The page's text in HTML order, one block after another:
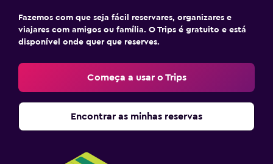
Fazemos com que seja fácil reservares, organizares e
viajares com amigos ou família. O Trips é gratuito e está
disponível onde quer que reserves.
Começa a usar o Trips
Encontrar as minhas reservas